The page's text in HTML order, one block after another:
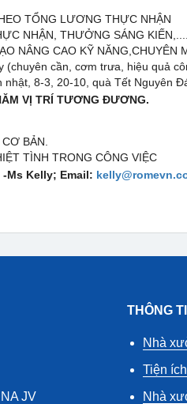
TỔNG LƯƠNG THỰC NHẬN
NHẬN, THƯỞNG SÁNG KIẾN,....
NÂNG CAO KỸ NĂNG,CHUYÊN
(chuyên cần, cơm trưa, hiệu quả
8-3, 20-10, quà Tết Nguyên
VỊ TRÍ TƯƠNG ĐƯƠNG.
BẢN.
TÌNH TRONG CÔNG VIỆC
-Ms Kelly; Email:
JV
THÔNG
Nhà
Tiện
Nhà